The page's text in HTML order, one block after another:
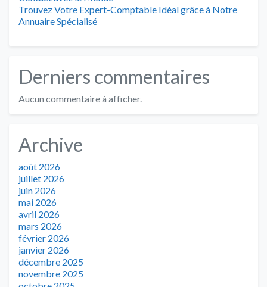
Trouvez Votre Expert-Comptable Idéal grâce à Notre
Annuaire Spécialisé
Derniers commentaires
Aucun commentaire à afficher.
Archive
août 2026
juillet 2026
juin 2026
mai 2026
avril 2026
mars 2026
février 2026
janvier 2026
décembre 2025
novembre 2025